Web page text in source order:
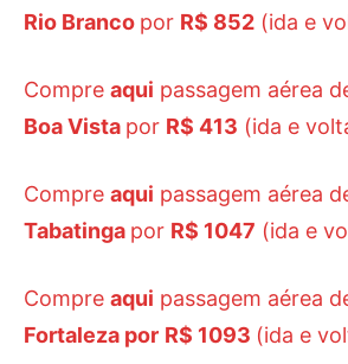
Rio Branco por R$ 852 (ida e
Compre aqui passagem aérea
Boa Vista por R$ 413 (ida e
Compre aqui passagem aérea
Tabatinga por R$ 1047 (ida e
Compre aqui passagem aérea
Fortaleza por R$ 1093 (ida e